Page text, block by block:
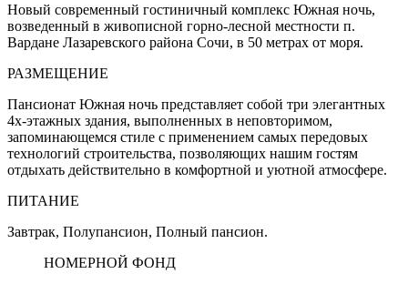
Новый современный гостиничный комплекс Южная ночь,
возведенный в живописной горно-лесной местности п.
Вардане Лазаревского района Сочи, в 50 метрах от моря.
РАЗМЕЩЕНИЕ
Пансионат Южная ночь представляет собой три элегантных
4х-этажных здания, выполненных в неповторимом,
запоминающемся стиле с применением самых передовых
технологий строительства, позволяющих нашим гостям
отдыхать действительно в комфортной и уютной атмосфере.
ПИТАНИЕ
Завтрак, Полупансион, Полный пансион.
НОМЕРНОЙ ФОНД